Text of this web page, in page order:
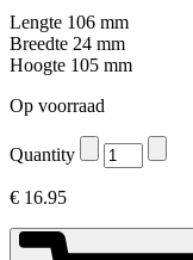
Lengte 106 mm
Breedte 24 mm
Hoogte 105 mm
Op voorraad
Quantity
€ 16.95